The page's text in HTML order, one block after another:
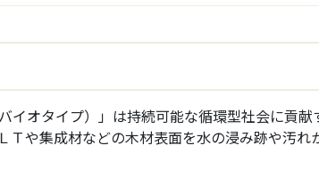
イオタイプ）」は持続可能な循環型社会に貢献
Ｔや集成材などの木材表面を水の浸み跡や汚れ